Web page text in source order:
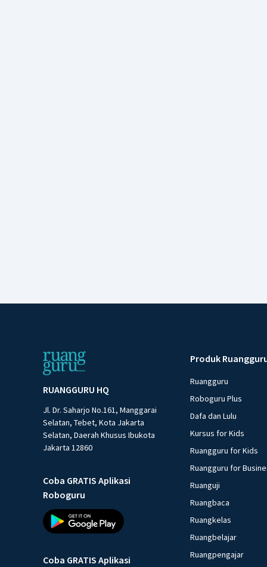
RUANGGURU HQ
Jl. Dr. Saharjo No.161, Manggarai
Selatan, Tebet, Kota Jakarta
Selatan, Daerah Khusus Ibukota
Jakarta 12860
Coba GRATIS Aplikasi
Roboguru
Coba GRATIS Aplikasi
Produk
Ruangguru
Roboguru Plus
Dafa dan Lulu
Kursus for Kids
Ruangguru for Kids
Ruangguru for
Ruanguji
Ruangbaca
Ruangkelas
Ruangbelajar
Ruangpengajar